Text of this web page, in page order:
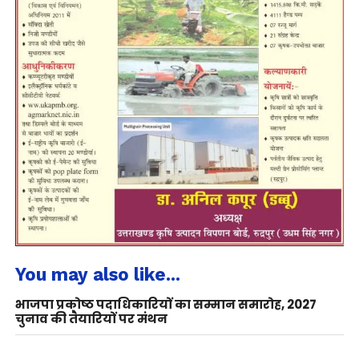
You may also like...
भाजपा प्रकोष्ठ पदाधिकारियों का सम्मान समारोह, 2027
चुनाव की तैयारियों पर मंथन